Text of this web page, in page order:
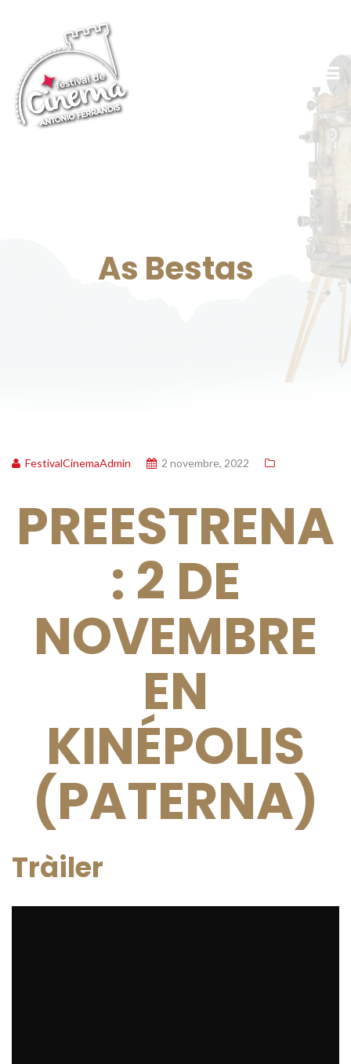
As Bestas
FestivalCinemaAdmin 2 novembre, 2022
PREESTRENA
: 2 DE
NOVEMBRE
EN
KINÉPOLIS
(PATERNA)
Tràiler